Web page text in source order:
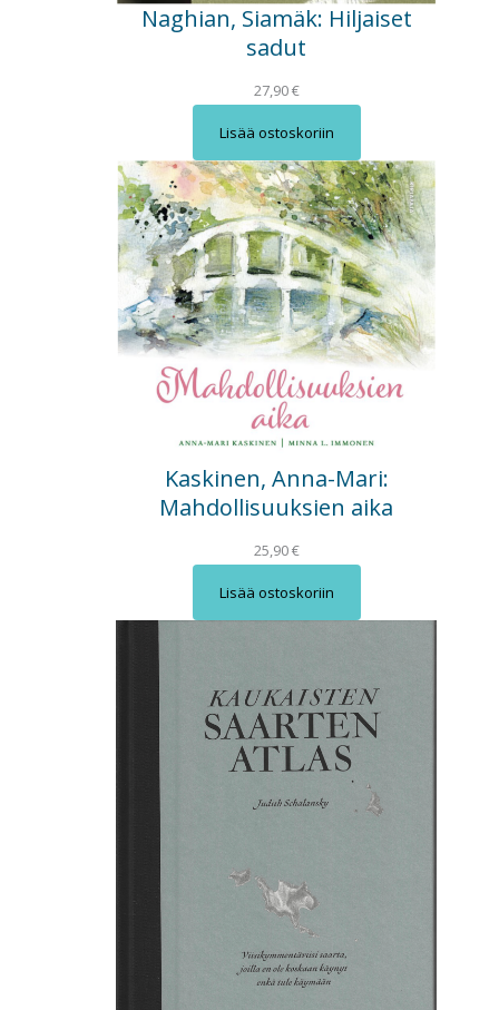
Naghian, Siamäk: Hiljaiset
sadut
27,90€
Lisää ostoskoriin
Kaskinen, Anna-Mari:
Mahdollisuuksien aika
25,90€
Lisää ostoskoriin